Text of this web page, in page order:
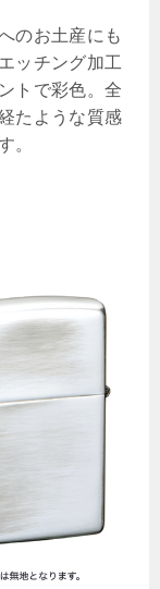
のお土産にも
ッチング加工
トで彩色。全
たような質感
。